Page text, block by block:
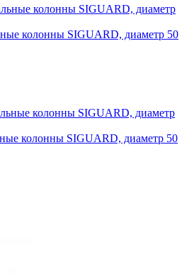
колонны SIGUARD, диаметр 50
колонны SIGUARD, диаметр 50